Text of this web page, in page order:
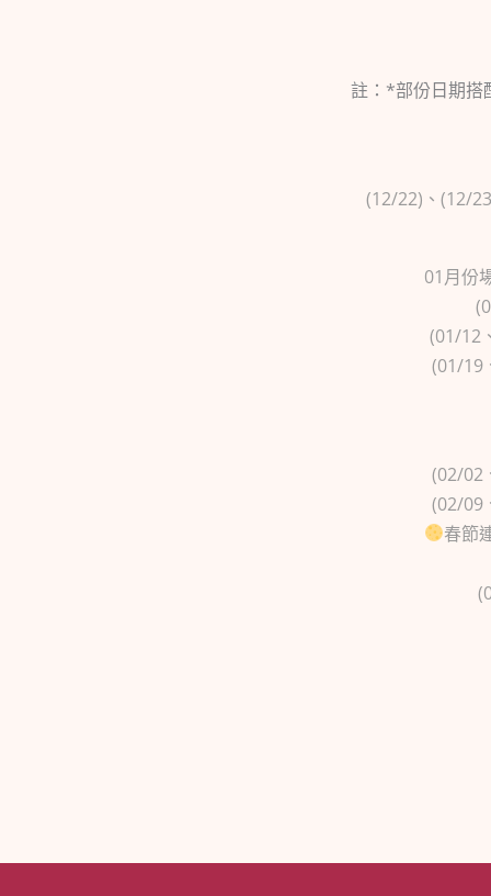
註：*部份日期搭
(12/22)、(12/
01月份
(01/12
(01/19
(02/02
(02/09
春節